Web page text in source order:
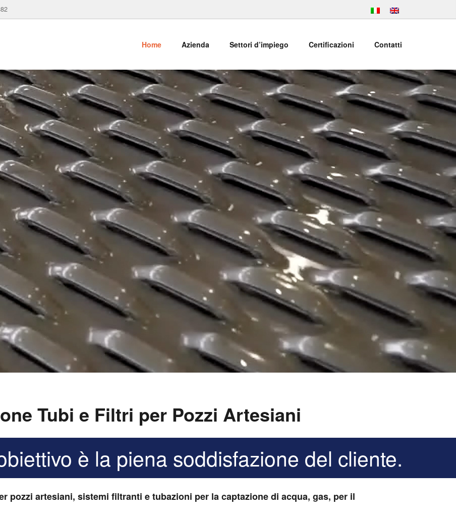
Home Azienda Settori d’impiego Certificazioni Contatti
Tubi e Filtri per Pozzi Artesiani
è la piena soddisfazione del cliente.
pozzi artesiani, sistemi filtranti e tubazioni per la captazione di acqua, gas, per il